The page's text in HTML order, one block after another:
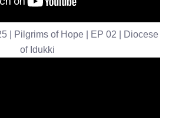
| Pilgrims of Hope | EP 02 | Diocese
of Idukki